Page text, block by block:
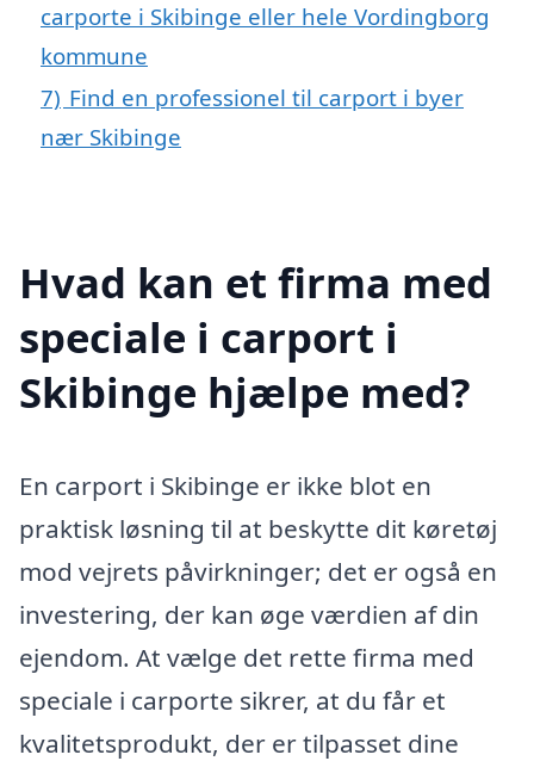
carporte i Skibinge eller hele Vordingborg
kommune
7) Find en professionel til carport i byer
nær Skibinge
Hvad kan et firma med
speciale i carport i
Skibinge hjælpe med?
En carport i Skibinge er ikke blot en
praktisk løsning til at beskytte dit køretøj
mod vejrets påvirkninger; det er også en
investering, der kan øge værdien af din
ejendom. At vælge det rette firma med
speciale i carporte sikrer, at du får et
kvalitetsprodukt, der er tilpasset dine